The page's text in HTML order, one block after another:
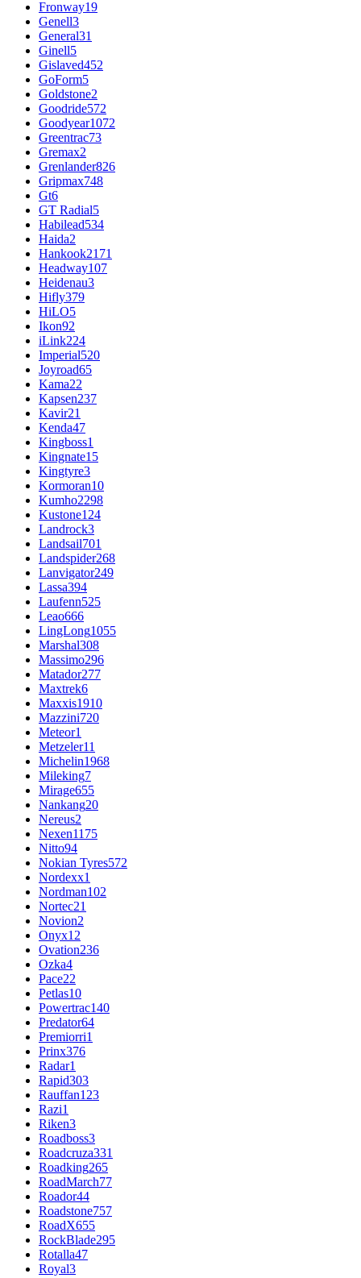
Fronway19
Genell3
General31
Ginell5
Gislaved452
GoForm5
Goldstone2
Goodride572
Goodyear1072
Greentrac73
Gremax2
Grenlander826
Gripmax748
Gt6
GT Radial5
Habilead534
Haida2
Hankook2171
Headway107
Heidenau3
Hifly379
HiLO5
Ikon92
iLink224
Imperial520
Joyroad65
Kama22
Kapsen237
Kavir21
Kenda47
Kingboss1
Kingnate15
Kingtyre3
Kormoran10
Kumho2298
Kustone124
Landrock3
Landsail701
Landspider268
Lanvigator249
Lassa394
Laufenn525
Leao666
LingLong1055
Marshal308
Massimo296
Matador277
Maxtrek6
Maxxis1910
Mazzini720
Meteor1
Metzeler11
Michelin1968
Mileking7
Mirage655
Nankang20
Nereus2
Nexen1175
Nitto94
Nokian Tyres572
Nordexx1
Nordman102
Nortec21
Novion2
Onyx12
Ovation236
Ozka4
Pace22
Petlas10
Powertrac140
Predator64
Premiorri1
Prinx376
Radar1
Rapid303
Rauffan123
Razi1
Riken3
Roadboss3
Roadcruza331
Roadking265
RoadMarch77
Roador44
Roadstone757
RoadX655
RockBlade295
Rotalla47
Royal3